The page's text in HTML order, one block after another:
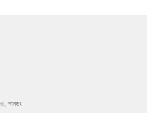
শানডং